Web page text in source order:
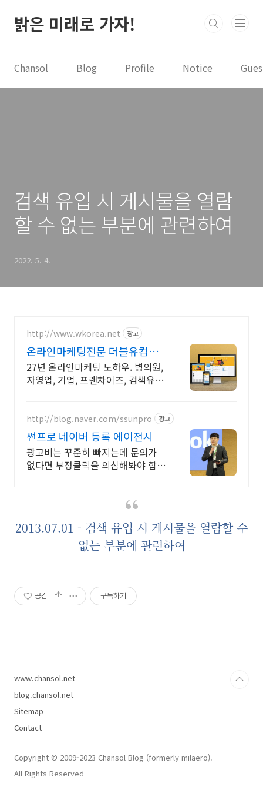
밝은 미래로 가자!
Chansol Blog Profile Notice
검색 유입 시 게시물을 열람
할 수 없는 부분에 관련하여
2022. 5. 4.
http://www.wkorea.net 광고
온라인마케팅전문 더블유컴퍼
니 27년 노하우
27년 온라인마케팅 노하우. 병의원,
자영업, 기업, 프랜차이즈, 검색유입
http://blog.naver.com/ssunpro 광고
썬프로 네이버 등록 에이전시
광고비는 꾸준히 빠지는데 문의가
없다면 부정클릭을 의심해봐야 합니
2013.07.01 - 검색 유입 시 게시물을 열람할 수
없는 부분에 관련하여
공감 구독하기
www.chansol.net
blog.chansol.net
Sitemap
Contact
Copyright © 2009-2023 Chansol Blog (formerly milaero).
All Rights Reserved